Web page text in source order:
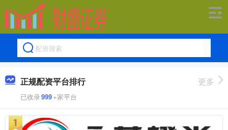
正规配资平台排行
已收录999+家平台
更多